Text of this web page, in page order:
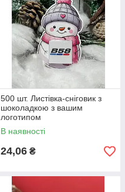
500 шт. Листівка-сніговик з
шоколадкою з вашим
логотипом
В наявності
24,06 ₴